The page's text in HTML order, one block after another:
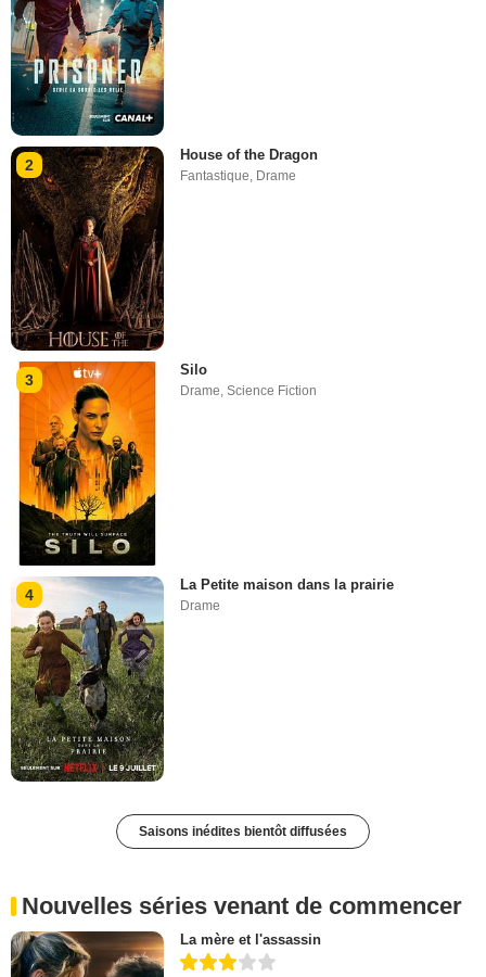
2
House of the Dragon
Fantastique Drame
3
Silo
Drame,Science Fiction
4
La Petite maison dans la prairie
Drame
Saisons inédites bientôt diffusées
Nouvelles séries venant de commencer
La mère et l'assassin